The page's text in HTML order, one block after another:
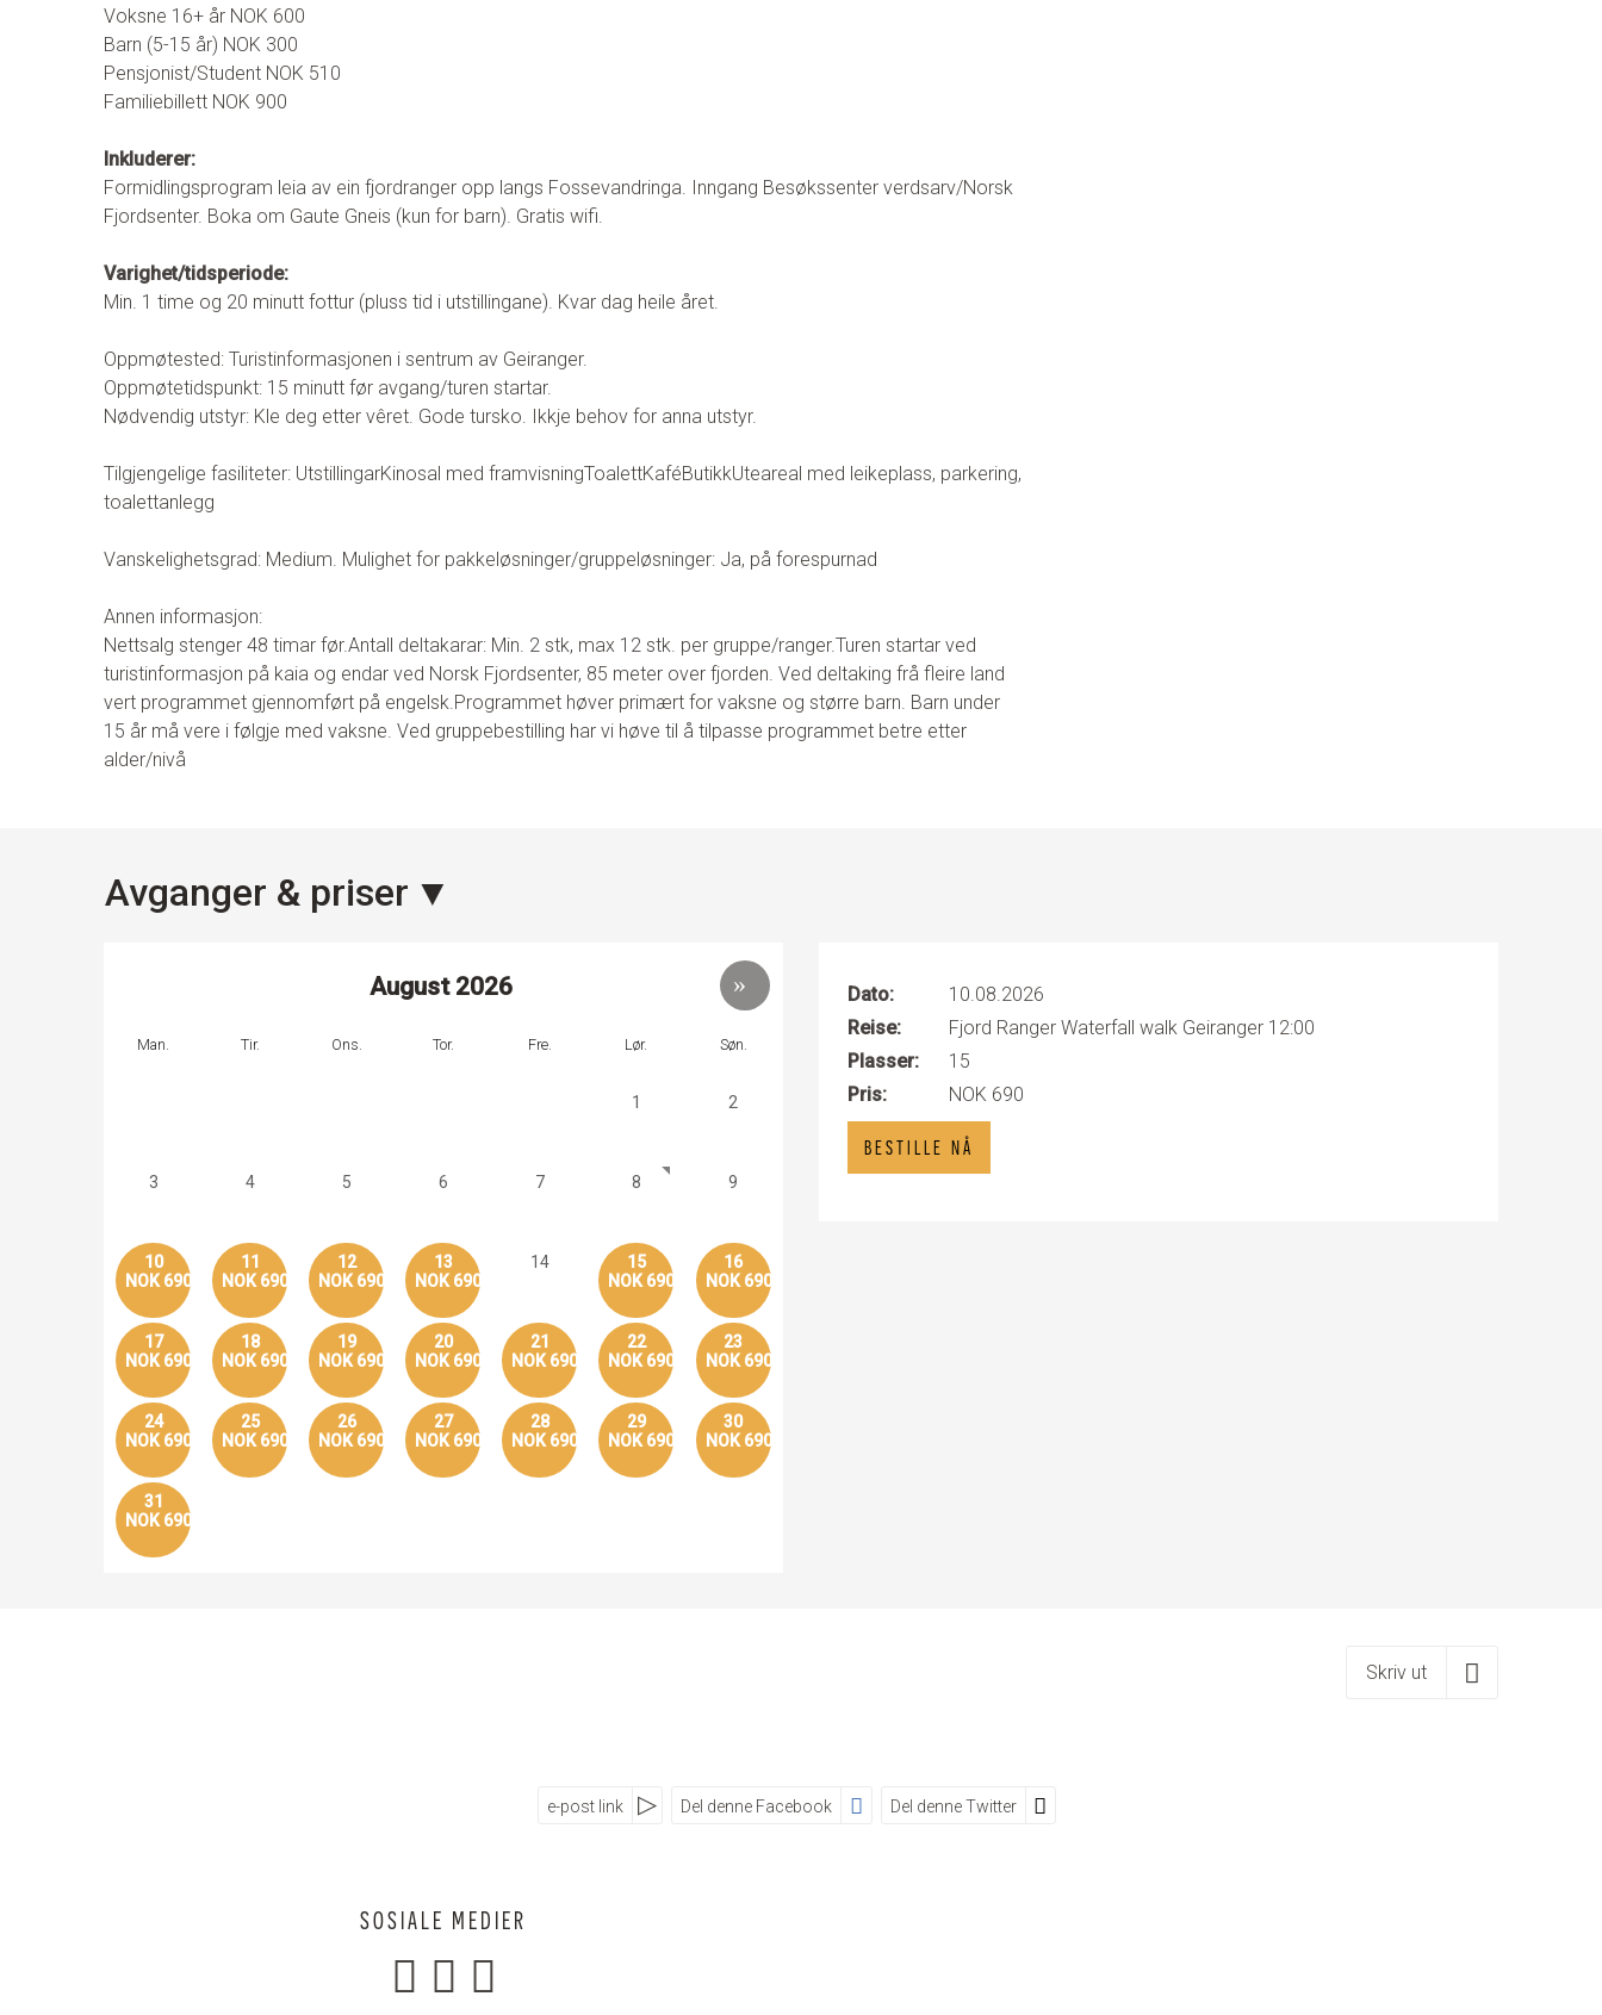
Voksne 16+ år NOK 600
Barn (5-15 år) NOK 300
Pensjonist/Student NOK 510
Familiebillett NOK 900
Inkluderer:
Formidlingsprogram leia av ein fjordranger opp langs Fossevandringa. Inngang Besøkssenter verdsarv/Norsk
Fjordsenter. Boka om Gaute Gneis (kun for barn). Gratis wifi.
Varighet/tidsperiode:
Min. 1 time og 20 minutt fottur (pluss tid i utstillingane). Kvar dag heile året.
Oppmøtested: Turistinformasjonen i sentrum av Geiranger.
Oppmøtetidspunkt: 15 minutt før avgang/turen startar.
Nødvendig utstyr: Kle deg etter vêret. Gode tursko. Ikkje behov for anna utstyr.
Tilgjengelige fasiliteter: UtstillingarKinosal med framvisningToalettKaféButikkUteareal med leikeplass, parkering,
toalettanlegg
Vanskelighetsgrad: Medium. Mulighet for pakkeløsninger/gruppeløsninger: Ja, på forespurnad
Annen informasjon:
Nettsalg stenger 48 timar før.Antall deltakarar: Min. 2 stk, max 12 stk. per gruppe/ranger.Turen startar ved
turistinformasjon på kaia og endar ved Norsk Fjordsenter, 85 meter over fjorden. Ved deltaking frå fleire land
vert programmet gjennomført på engelsk. Programmet høver primært for vaksne og større barn. Barn under
15 år må vere i følgje med vaksne. Ved gruppebestilling har vi høve til å tilpasse programmet betre etter
alder/nivå
Avganger & priser
August 2026
Man. Tir. Ons. Tor. Fre. Lør. Søn.
1 2
3 4 5 6 7 8 9
10
NOK 690
11
NOK 690
12
NOK 690
13
NOK 690
14
15
NOK 690
16
NOK 690
17
NOK 690
18
NOK 690
19
NOK 690
20
NOK 690
21
NOK 690
22
NOK 690
23
NOK 690
24
NOK 690
25
NOK 690
26
NOK 690
27
NOK 690
28
NOK 690
29
NOK 690
30
NOK 690
31
NOK 690
Dato:
10.08.2026
Reise:
Fjord Ranger Waterfall walk Geiranger 12:00
Plasser:
15
Pris:
NOK 690
BESTILLE NÅ
Skriv ut
e-post link Del denne Facebook Del denne Twitter
SOSIALE MEDIER